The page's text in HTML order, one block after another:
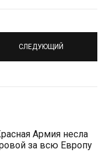
СЛЕДУЮЩИЙ
Армия несла
за всю Европу